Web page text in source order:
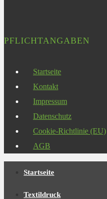
PFLICHTANGABEN
Startseite
Kontakt
Impressum
Datenschutz
Cookie-Richtlinie (EU)
AGB
Startseite
Textildruck